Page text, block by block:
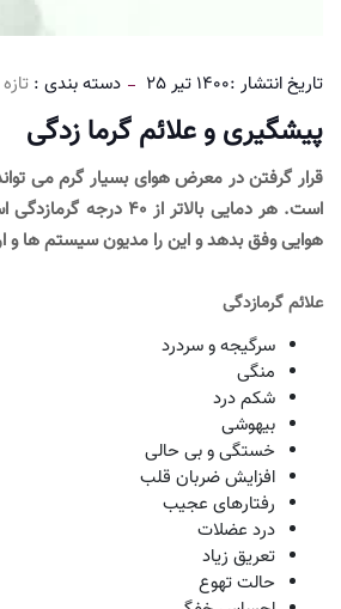
تاریخ انتشار :1400 تیر 25 دسته بندی :
پیشگیری و علائم گرما زدگی
هوایی وفق بدهد و این را مدیون سیستم ها و
علائم گرمازدگی
سرگیجه و سردرد
منگی
شکم درد
بیهوشی
خستگی و بی حالی
افزایش ضربان قلب
رفتارهای عجیب
درد عضلات
تعریق زیاد
حالت تهوع